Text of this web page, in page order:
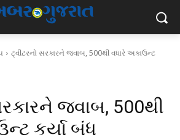
ટ્વીટરનો સરકારને જવાબ, 500થી વધારે અકાઉન્ટ
જવાબ, 500થી
કર્યા બંધ